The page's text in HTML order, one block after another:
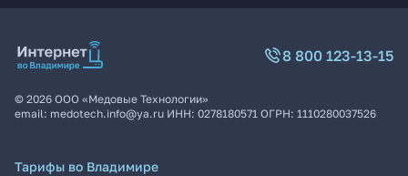
8 800 123-13-15
© 2026 ООО «Медовые Технологии»
email: medotech.info@ya.ru ИНН: 0278180571 ОГРН: 1110280037526
Тарифы во Владимире